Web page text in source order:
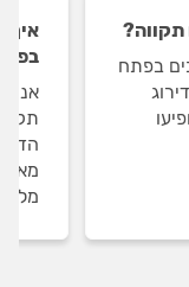
תקווה?
בפתח
איך